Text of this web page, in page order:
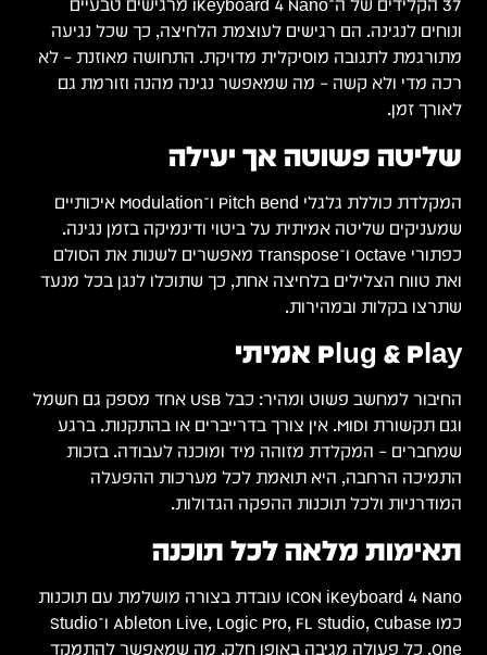
37 הקלידים של ה־iKeyboard 4 Nano מרגישים טבעיים
ונוחים לנגינה. הם רגישים לעוצמת הלחיצה, כך שכל נגיעה
מתורגמת לתגובה מוסיקלית מדויקת. התחושה מאוזנת – לא
רכה מדי ולא קשה – מה שמאפשר נגינה מהנה וזורמת גם
לאורך זמן.
שליטה פשוטה אך יעילה
המקלדת כוללת גלגלי Pitch Bend ו־Modulation איכותיים
שמעניקים שליטה אמיתית על ביטוי ודינמיקה בזמן נגינה.
כפתורי Octave ו־Transpose מאפשרים לשנות את הסולם
ואת טווח הצלילים בלחיצה אחת, כך שתוכלו לנגן בכל מנעד
שתרצו בקלות ובמהירות.
Plug & Play אמיתי
החיבור למחשב פשוט ומהיר: כבל USB אחד מספק גם חשמל
וגם תקשורת MIDI. אין צורך בדרייברים או בהתקנות. ברגע
שמחברים – המקלדת מזוהה מיד ומוכנה לעבודה. בזכות
התמיכה הרחבה, היא תואמת לכל מערכות ההפעלה
המודרניות ולכל תוכנות ההפקה הגדולות.
תאימות מלאה לכל תוכנה
ICON iKeyboard 4 Nano עובדת בצורה מושלמת עם תוכנות
כמו Ableton Live, Logic Pro, FL Studio, Cubase ו־Studio
One. כל פעולה מגיבה באופן חלק, מה שמאפשר להתמקד